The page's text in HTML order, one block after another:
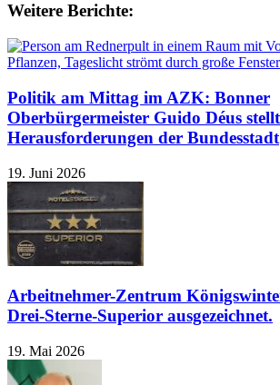
Weitere Berichte:
Politik am Mittag im AZK: Bonner
Oberbürgermeister Guido Déus
Herausforderungen der Bundesstadt
19. Juni 2026
Arbeitnehmer-Zentrum
Drei-Sterne-Superior ausgezeichnet.
19. Mai 2026